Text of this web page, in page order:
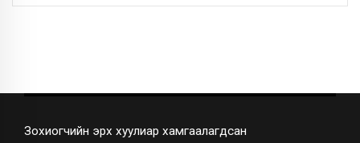
Зохиогчийн эрх хуулиар хамгаалагдсан